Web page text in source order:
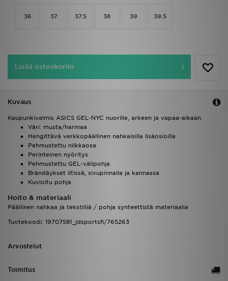
36 37 37.5 38 39 39.5
Lisää ostoskoriin
Kuvaus
Kaupunkivalmis ASICS GEL-NYC nuorille, arkeen ja vapaa-aikaan.
Väri: musta/harmaa
Hengittävä verkkopäällinen nahkaisilla lisäosioilla
Pehmustettu nilkkaosa
Perinteinen nyöritys
Pehmustettu GEL-välipohja
Brändäykset iltissä, sivupinnalla ja kannassa
Kuvioitu pohja
Hoito & materiaali
Päällinen nahkaa ja tekstiiliä / pohja synteettistä materiaalia
Tuotekoodi: 19707581_jdsportsfi/765263
Arvostelut
Toimitus